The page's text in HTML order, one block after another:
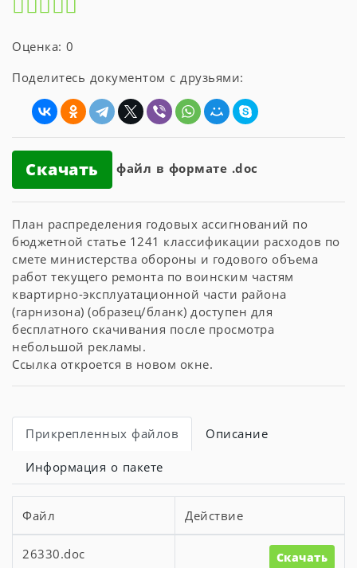
Оценка: 0
Поделитесь документом с друзьями:
Скачать файл в формате .doc
План распределения годовых ассигнований по
бюджетной статье 1241 классификации расходов по
смете министерства обороны и годового объема
работ текущего ремонта по воинским частям
квартирно-эксплуатационной части района
(гарнизона) (образец/бланк) доступен для
бесплатного скачивания после просмотра
небольшой рекламы.
Ссылка откроется в новом окне.
Прикрепленных файлов Описание
Информация о пакете
Файл Действие
26330.doc Скачать